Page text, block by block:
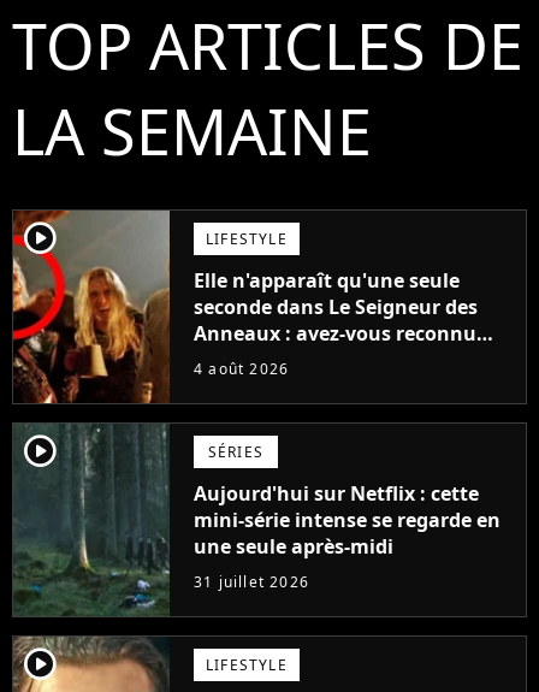
TOP ARTICLES DE
LA SEMAINE
player2 LIFESTYLE
Elle n'apparaît qu'une seule
seconde dans Le Seigneur des
Anneaux : avez-vous reconnu
cette légende du cinéma dans la
4 août 2026
player2 SÉRIES
Aujourd'hui sur Netflix : cette
mini-série intense se regarde en
une seule après-midi
31 juillet 2026
player2 LIFESTYLE